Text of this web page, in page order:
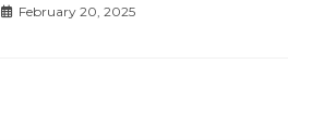
February 20, 2025